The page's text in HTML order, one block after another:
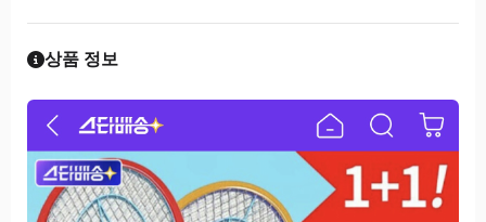
상품 정보